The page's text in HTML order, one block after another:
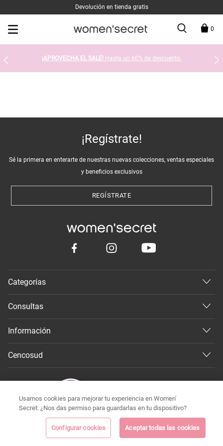
Devolución en tienda gratis
0
¡APROVECHA EL SALE! Hasta un 60% de descuento.
¡Regístrate!
Sé la primera en enterarte de nuestras nuevas colecciones, ventas especiales
y beneficios exclusivos
REGÍSTRATE
Categorías
Consultas
Información
Cencosud
Todos los derechos reservados 2026 ©
Usamos cookies para mejorar tu experiencia en Women'
Secret. ¿Nos das permiso para guardarlas en tu dispositivo?
Configurar cookies Aceptar todas las cookies